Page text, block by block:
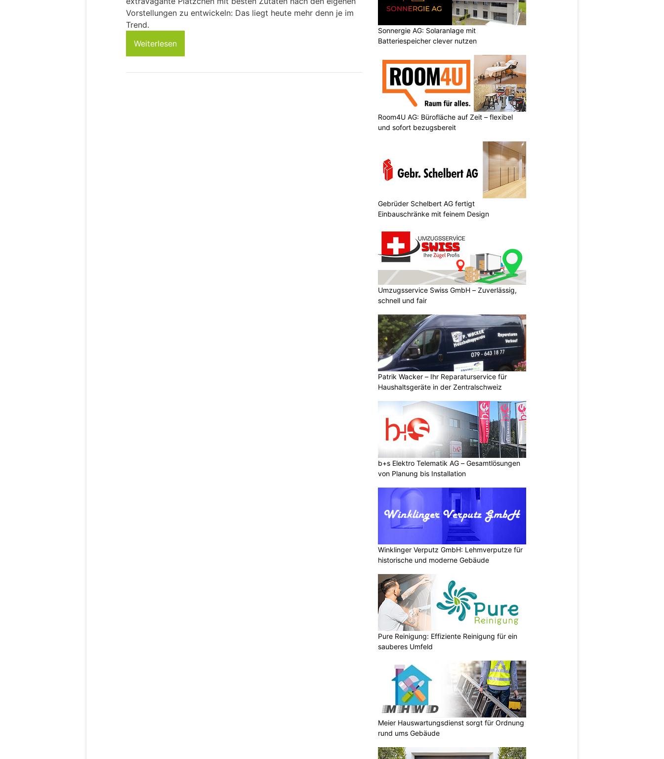
Vorstellungen zu entwickeln: Das liegt heute mehr denn je im
Trend.
Weiterlesen
Sonnergie AG: Solaranlage mit
Batteriespeicher clever nutzen
Room4U AG: Bürofläche auf Zeit – flexibel
und sofort bezugsbereit
Gebrüder Schelbert AG fertigt
Einbauschränke mit feinem Design
Umzugsservice Swiss GmbH – Zuverlässig,
schnell und fair
Patrik Wacker – Ihr Reparaturservice für
Haushaltsgeräte in der Zentralschweiz
b+s Elektro Telematik AG – Gesamtlösungen
von Planung bis Installation
Winklinger Verputz GmbH: Lehmverputze für
historische und moderne Gebäude
Pure Reinigung: Effiziente Reinigung für ein
sauberes Umfeld
Meier Hauswartungsdienst sorgt für Ordnung
rund ums Gebäude